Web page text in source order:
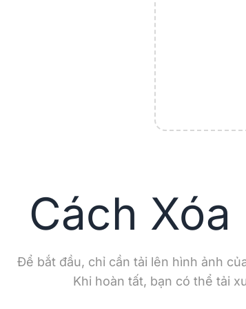
Cách
Để bắt đầu, chỉ cần tải lên hình ảnh
Khi hoàn tất, bạn có thể tải